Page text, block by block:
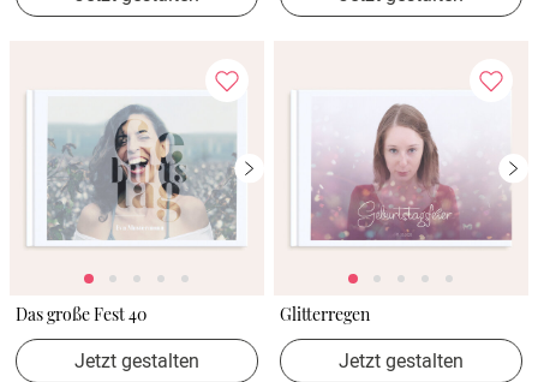
Das große Fest 40
Jetzt gestalten
Glitterregen
Jetzt gestalten